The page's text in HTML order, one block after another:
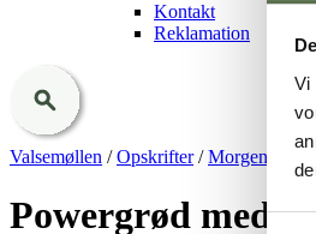
Vi
Kontakt
Reklamation
Valsemøllen /Opskrifter/Morgenmad
Powergrød med